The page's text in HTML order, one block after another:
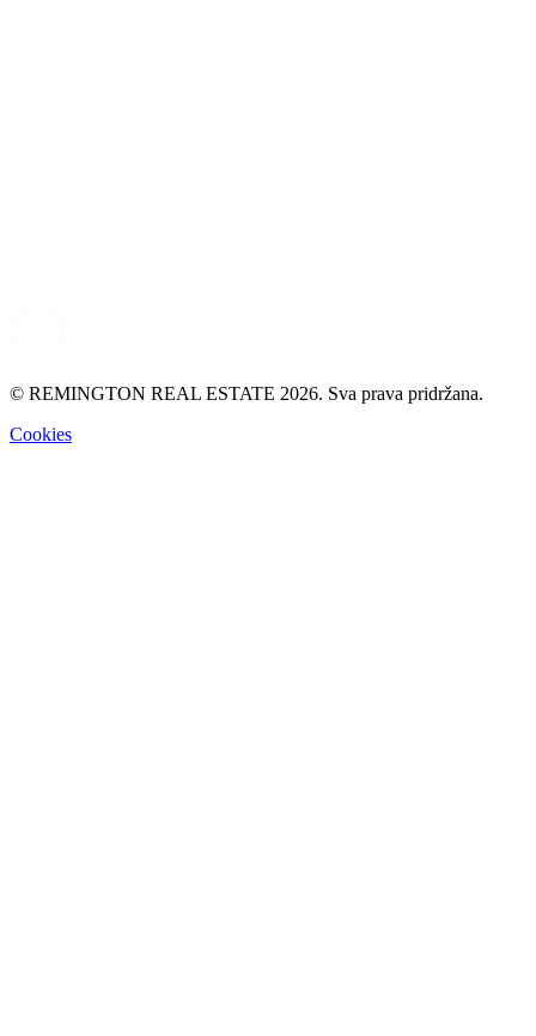
© REMINGTON REAL ESTATE 2026. Sva prava pridržana.
Cookies